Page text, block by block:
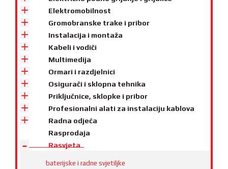
Elektromobilnost
Gromobranske trake i pribor
Instalacija i montaža
Kabeli i vodiči
Multimedija
Ormari i razdjelnici
Osigurači i sklopna tehnika
Priključnice, sklopke i pribor
Profesionalni alati za instalaciju kablova
Radna odjeća
Rasprodaja
Rasvjeta
baterijske i radne svjetiljke